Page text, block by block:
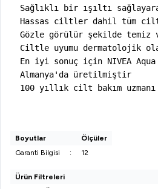
Sağlıklı bir ışıltı
Hassas ciltler dahil tüm
Gözle görülür şekilde
Ciltle uyumu dermatolojik
En iyi sonuç için NIVEA
Almanya'da üretilmiştir
100 yıllık cilt bakım uzmanı
Boyutlar
Ölçüler
Garanti Bilgisi
: 12
Ürün Filtreleri